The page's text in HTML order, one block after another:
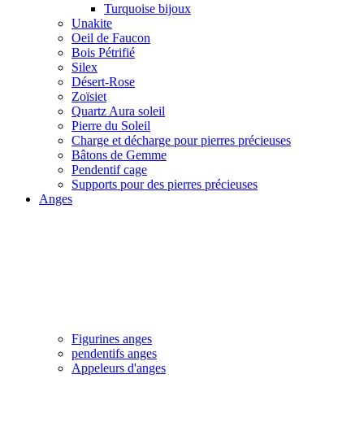
Turquoise bijoux
Unakite
Oeil de Faucon
Bois Pétrifié
Silex
Désert-Rose
Zoïsiet
Quartz Aura soleil
Pierre du Soleil
Charge et décharge pour pierres précieuses
Bâtons de Gemme
Pendentif cage
Supports pour des pierres précieuses
Anges
Figurines anges
pendentifs anges
Appeleurs d'anges